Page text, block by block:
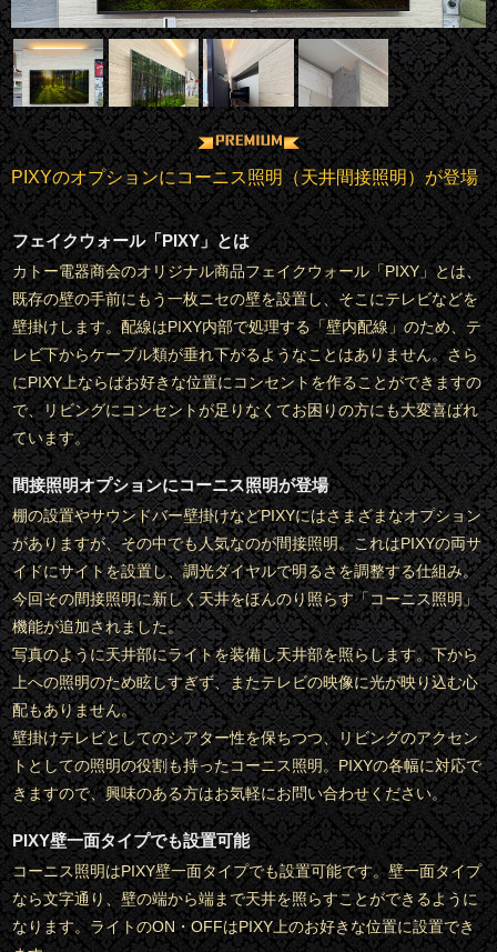
PIXYのオプションにコーニス照明（天井間接照明）が登場
フェイクウォール「PIXY」とは
カトー電器商会のオリジナル商品フェイクウォール「PIXY」とは、
既存の壁の手前にもう一枚ニセの壁を設置し、そこにテレビなどを
壁掛けします。配線はPIXY内部で処理する「壁内配線」のため、テ
レビ下からケーブル類が垂れ下がるようなことはありません。さら
にPIXY上ならばお好きな位置にコンセントを作ることができますの
で、リビングにコンセントが足りなくてお困りの方にも大変喜ばれ
ています。
間接照明オプションにコーニス照明が登場
棚の設置やサウンドバー壁掛けなどPIXYにはさまざまなオプション
がありますが、その中でも人気なのが間接照明。これはPIXYの両サ
イドにサイトを設置し、調光ダイヤルで明るさを調整する仕組み。
今回その間接照明に新しく天井をほんのり照らす「コーニス照明」
機能が追加されました。
写真のように天井部にライトを装備し天井部を照らします。下から
上への照明のため眩しすぎず、またテレビの映像に光が映り込む心
配もありません。
壁掛けテレビとしてのシアター性を保ちつつ、リビングのアクセン
トとしての照明の役割も持ったコーニス照明。PIXYの各幅に対応で
きますので、興味のある方はお気軽にお問い合わせください。
PIXY壁一面タイプでも設置可能
コーニス照明はPIXY壁一面タイプでも設置可能です。壁一面タイプ
なら文字通り、壁の端から端まで天井を照らすことができるように
なります。ライトのON・OFFはPIXY上のお好きな位置に設置でき